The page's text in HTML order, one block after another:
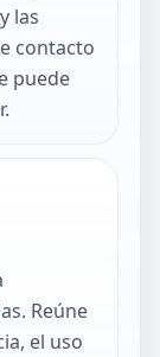
las
contacto
puede
Reúne
el uso